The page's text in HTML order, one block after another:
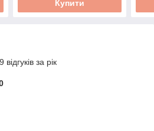
Купити
за рік